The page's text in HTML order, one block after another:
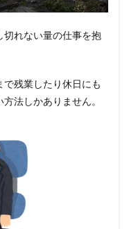
切れない量の仕事を抱
残業したり休日にも
法しかありません。